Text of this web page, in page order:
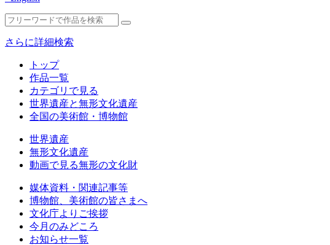
さらに詳細検索
トップ
作品一覧
カテゴリで見る
世界遺産と無形文化遺産
全国の美術館・博物館
世界遺産
無形文化遺産
動画で見る無形の文化財
媒体資料・関連記事等
博物館、美術館の皆さまへ
文化庁よりご挨拶
今月のみどころ
お知らせ一覧